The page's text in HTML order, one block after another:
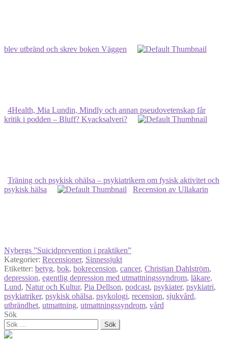
blev utbränd och skrev boken Väggen
4Health, Mia Lundin, Mindly och annan pseudovetenskap får
kritik i podden – Bluff? Kvacksalveri?
Träning och psykisk ohälsa – psykiatrikern om fysisk aktivitet och
psykisk hälsa
Recension av Ullakarin
Nybergs ”Suicidprevention i praktiken”
Kategorier: Recensioner, Sinnessjukt
Etiketter: betyg, bok, bokrecension, cancer, Christian Dahlström,
depression, egentlig depression med utmattningssyndrom, läkare,
Lund, Natur och Kultur, Pia Dellson, podcast, psykiater, psykiatri,
psykiatriker, psykisk ohälsa, psykologi, recension, sjukvård,
utbrändhet, utmattning, utmattningssyndrom, vård
Sök
Sök
efter: